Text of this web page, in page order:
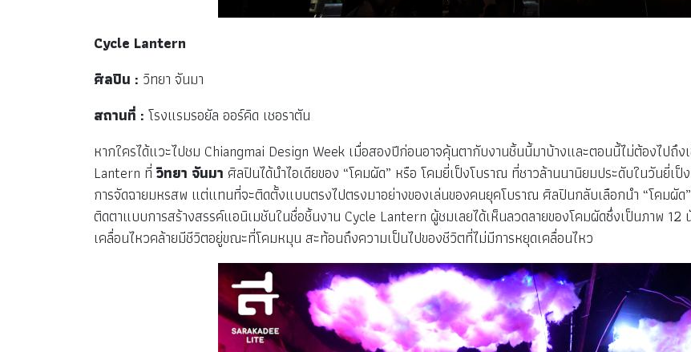
Cycle Lantern
ศิลปิน : วิทยา จันมา
สถานที่ : โรงแรมรอยัล ออร์คิด เชอราตัน
หากใครได้แวะไปชม Chiangmai Design Week เมื่อสองปีก่อนอาจคุ้นตากับงานชิ้นนี้มาบ้างและตอนนี้ไม่ต้องไปถึ
Lantern ที่ วิทยา จันมา ศิลปินได้นำไอเดียของ “โคมผัด” หรือ โคมยี่เป็งโบราณ ที่ชาวล้านนานิยมประดับในวันยี่
การจัดฉายมหรสพ แต่แทนที่จะติดตั้งแบบตรงไปตรงมาอย่างของเล่นของคนยุคโบราณ ศิลปินกลับเลือกนำ “โคมผั
ติดตาแบบการสร้างสรรค์แอนิเมชันในชื่อชิ้นงาน Cycle Lantern ผู้ชมเลยได้เห็นลวดลายของโคมผัดซึ่งเป็นภาพ
เคลื่อนไหวคล้ายมีชีวิตอยู่ขณะที่โคมหมุน สะท้อนถึงความเป็นไปของชีวิตที่ไม่มีการหยุดเคลื่อนไหว